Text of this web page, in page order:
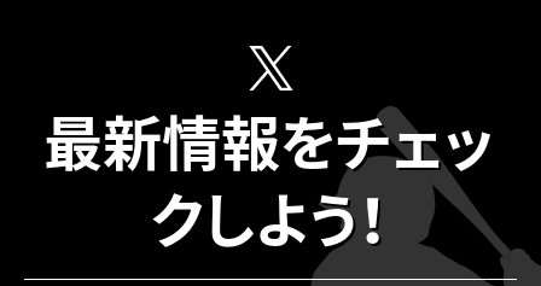
最新情報をチェッ
クしよう！